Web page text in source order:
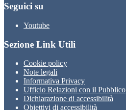
Seguici su
Youtube
Sezione Link Utili
Cookie policy
Note legali
Informativa Privacy
Ufficio Relazioni con il Pubblico
Dichiarazione di accessibilità
Obiettivi di accessibilità